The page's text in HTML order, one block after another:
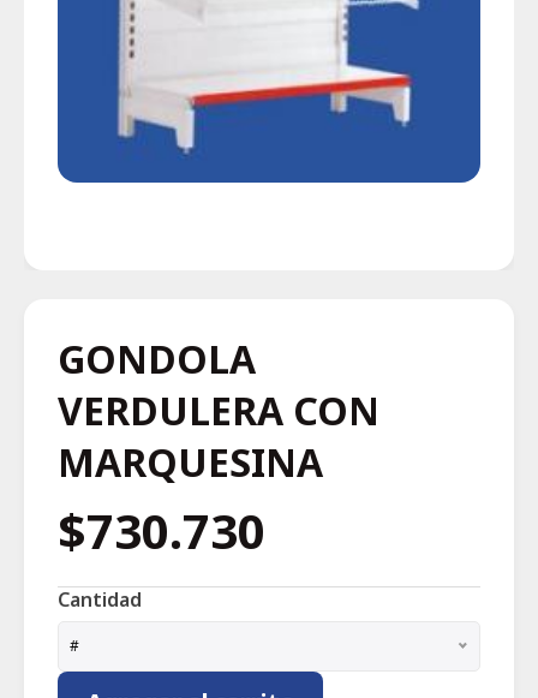
GONDOLA
VERDULERA CON
MARQUESINA
$730.730
Cantidad
#